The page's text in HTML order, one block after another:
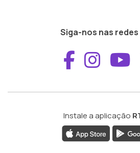
Siga-nos nas
Aceder
Instale a aplicação